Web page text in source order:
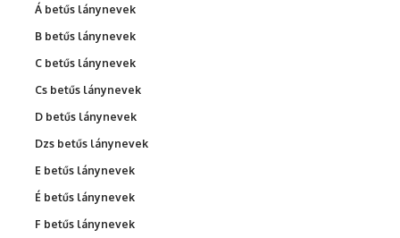
Á betűs lánynevek
B betűs lánynevek
C betűs lánynevek
Cs betűs lánynevek
D betűs lánynevek
Dzs betűs lánynevek
E betűs lánynevek
É betűs lánynevek
F betűs lánynevek